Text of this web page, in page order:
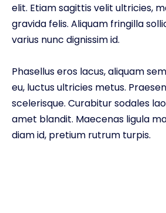
elit. Etiam sagittis velit ultricies,
gravida felis. Aliquam fringilla
varius nunc dignissim id.
Phasellus eros lacus, aliquam
eu, luctus ultricies metus.
scelerisque. Curabitur sodales
amet blandit. Maecenas ligula
diam id, pretium rutrum turpis.